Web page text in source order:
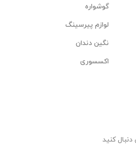
گوشواره
لوازم پیرسینگ
نگین دندان
اکسسوری
کنید